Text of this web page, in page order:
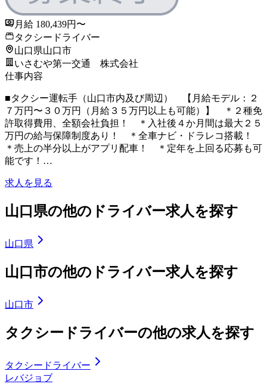
月給 180,439円〜
タクシードライバー
山口県山口市
いさむや第一交通 株式会社
仕事内容
■タクシー運転手（山口市内及び周辺） 【月給モデル：２
７万円〜３０万円（月給３５万円以上も可能）】 ＊２種免
許取得費用、全額会社負担！ ＊入社後４か月間は最大２５
万円の給与保障制度あり！ ＊全車ナビ・ドラレコ搭載！
＊売上の半分以上がアプリ配車！ ＊定年を上回る応募も可
能です！…
求人を見る
山口県の他のドライバー求人を探す
山口県
山口市の他のドライバー求人を探す
山口市
タクシードライバーの他の求人を探す
タクシードライバー
レバジョブ